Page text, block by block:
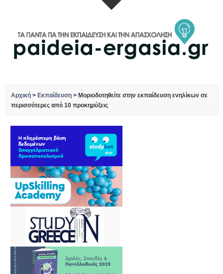
Αρχική > Εκπαίδευση > Μοριοδοτηθείτε στην εκπαίδευση ενηλίκων σε
περισσότερες από 10 προκηρύξεις